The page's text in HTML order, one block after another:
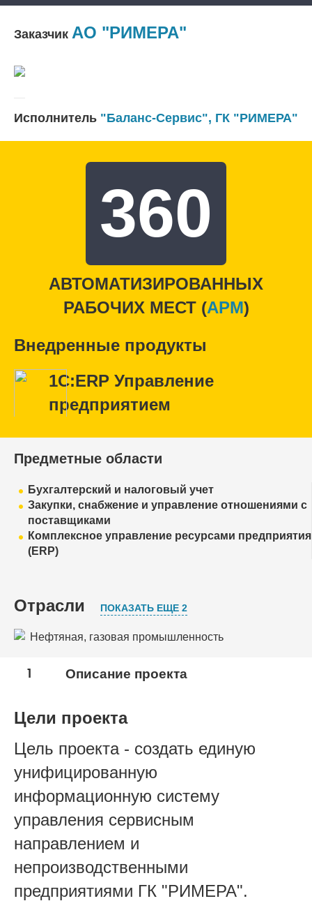
Заказчик АО "РИМЕРА"
Исполнитель "Баланс-Сервис", ГК "РИМЕРА"
360
АВТОМАТИЗИРОВАННЫХ
РАБОЧИХ МЕСТ (APM)
Внедренные продукты
1С:ERP Управление
предприятием
Предметные области
Бухгалтерский и налоговый учет
Закупки, снабжение и управление отношениями с
поставщиками
Комплексное управление ресурсами предприятия
(ERP)
Отрасли ПОКАЗАТЬ ЕЩЕ 2
Нефтяная, газовая промышленность
обслуживание
1 Описание проекта
Цели проекта
Цель проекта - создать единую
унифицированную
информационную систему
управления сервисным
направлением и
непроизводственными
предприятиями ГК "РИМЕРА".